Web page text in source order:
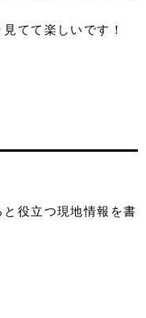
てて楽しいです！
役立つ現地情報を書